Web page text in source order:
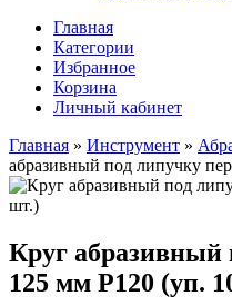
Главная
Категории
Избранное
Корзина
Личный кабинет
Главная » Инструмент »
абразивный под липучку
Круг абразивный
125 мм Р120 (уп.